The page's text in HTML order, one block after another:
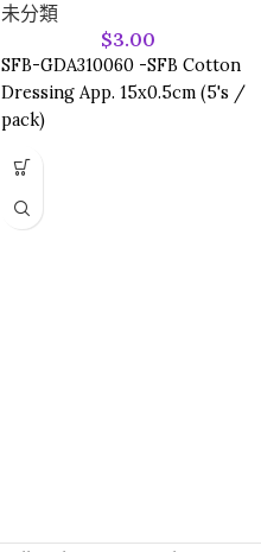
未分類
$3.00
SFB-GDA310060 -SFB Cotton
Dressing App. 15x0.5cm (5's /
pack)